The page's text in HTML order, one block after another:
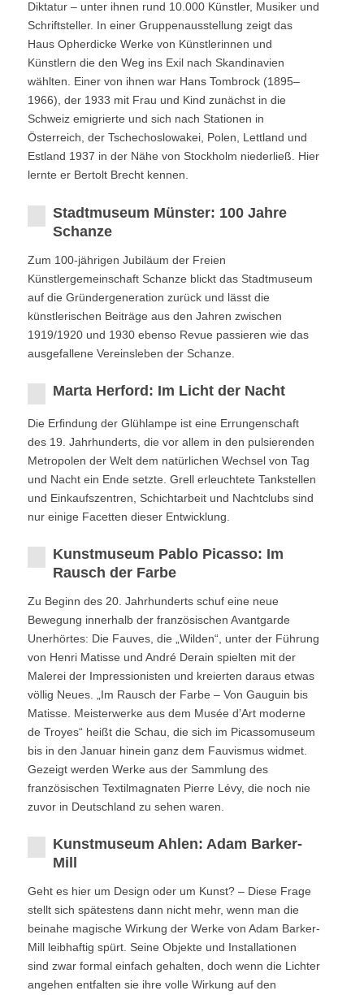
Diktatur – unter ihnen rund 10.000 Künstler, Musiker und
Schriftsteller. In einer Gruppenausstellung zeigt das
Haus Opherdicke Werke von Künstlerinnen und
Künstlern die den Weg ins Exil nach Skandinavien
wählten. Einer von ihnen war Hans Tombrock (1895–
1966), der 1933 mit Frau und Kind zunächst in die
Schweiz emigrierte und sich nach Stationen in
Österreich, der Tschechoslowakei, Polen, Lettland und
Estland 1937 in der Nähe von Stockholm niederließ. Hier
lernte er Bertolt Brecht kennen.
Stadtmuseum Münster: 100 Jahre
Schanze
Zum 100-jährigen Jubiläum der Freien
Künstlergemeinschaft Schanze blickt das Stadtmuseum
auf die Gründergeneration zurück und lässt die
künstlerischen Beiträge aus den Jahren zwischen
1919/1920 und 1930 ebenso Revue passieren wie das
ausgefallene Vereinsleben der Schanze.
Marta Herford: Im Licht der Nacht
Die Erﬁndung der Glühlampe ist eine Errungenschaft
des 19. Jahrhunderts, die vor allem in den pulsierenden
Metropolen der Welt dem natürlichen Wechsel von Tag
und Nacht ein Ende setzte. Grell erleuchtete Tankstellen
und Einkaufszentren, Schichtarbeit und Nachtclubs sind
nur einige Facetten dieser Entwicklung.
Kunstmuseum Pablo Picasso: Im
Rausch der Farbe
Zu Beginn des 20. Jahrhunderts schuf eine neue
Bewegung innerhalb der französischen Avantgarde
Unerhörtes: Die Fauves, die „Wilden“, unter der Führung
von Henri Matisse und André Derain spielten mit der
Malerei der Impressionisten und kreierten daraus etwas
völlig Neues. „Im Rausch der Farbe – Von Gauguin bis
Matisse. Meisterwerke aus dem Musée d’Art moderne
de Troyes“ heißt die Schau, die sich im Picassomuseum
bis in den Januar hinein ganz dem Fauvismus widmet.
Gezeigt werden Werke aus der Sammlung des
französischen Textilmagnaten Pierre Lévy, die noch nie
zuvor in Deutschland zu sehen waren.
Kunstmuseum Ahlen: Adam Barker-
Mill
Geht es hier um Design oder um Kunst? – Diese Frage
stellt sich spätestens dann nicht mehr, wenn man die
beinahe magische Wirkung der Werke von Adam Barker-
Mill leibhaftig spürt. Seine Objekte und Installationen
sind zwar formal einfach gehalten, doch wenn die Lichter
angehen entfalten sie ihre volle Wirkung auf den